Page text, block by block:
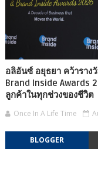
อลิอันซ์ อยุธยา คว้าราง
Brand Inside Awards
ลูกค้าในทุกช่วงของชีวิต
Once In A Life Time
BLOGGER